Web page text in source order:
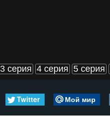
3 серия 4 серия 5 серия
Twitter Мой мир